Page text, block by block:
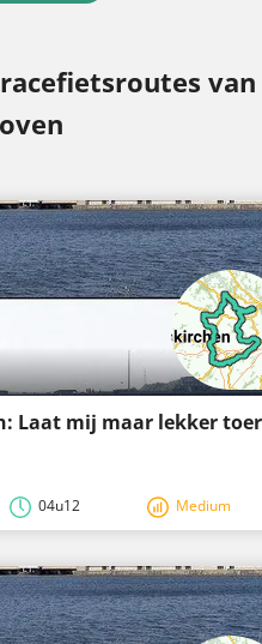
van
04u12 Medium